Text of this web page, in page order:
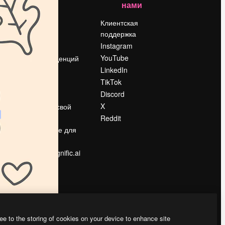
Цены
О нас
Reviews
Вакансии
Поиск тенденций
Продайте свой
Помещение для
Ищете magnific.ai
нами
Клиентская
поддержка
Instagram
YouTube
LinkedIn
TikTok
Discord
X
Reddit
to the storing of cookies on your device to enhance site